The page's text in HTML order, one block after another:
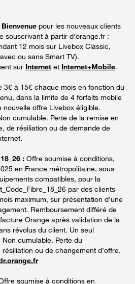
pour les nouveaux clients
souscrivant à partir d’orange.fr :
12 mois sur Livebox Classic,
ou sans Smart TV).
sur Internet et Internet+Mobile.
3€ à 15€ chaque mois en fonction du
dans la limite de 4 forfaits mobile
offre Livebox éligible.
cumulable. Perte de la remise en
de résiliation ou de demande de
: Offre soumise à conditions,
en France métropolitaine, sous
compatibles, pour la
par des clients
maximum, sur présentation d’une
Remboursement différé de
Orange après validation de la
révolus du client. Un seul
cumulable. Perte du
ou de changement d’offre.
soumise à conditions en